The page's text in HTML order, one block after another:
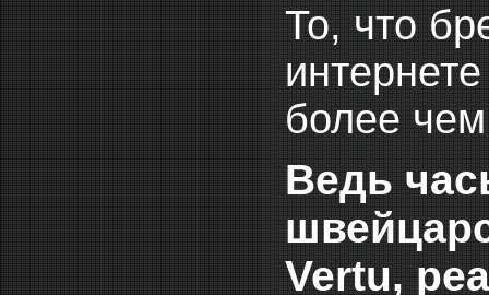
То, что
более
Ведь
Vertu,